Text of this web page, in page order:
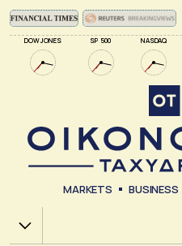
DOW JONES SP 500 NASDAQ
MARKETS BUSINESS
Χ.Α.